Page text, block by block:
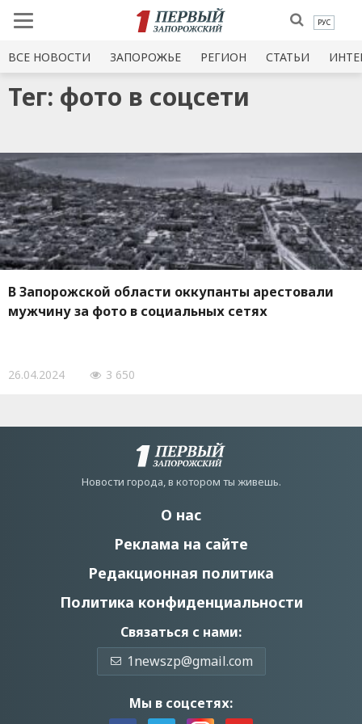
РУС
ВСЕ НОВОСТИ ЗАПОРОЖЬЕ РЕГИОН СТАТЬИ
Тег: фото в соцсети
В Запорожской области оккупанты арестовали
мужчину за фото в социальных сетях
26.04.2024 3 650
Новости города, в котором ты живешь.
О нас
Реклама на сайте
Редакционная политика
Политика конфиденциальности
Связаться с нами:
1newszp@gmail.com
Мы в соцсетях: